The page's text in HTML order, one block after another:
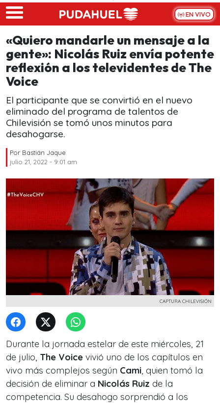
Skip to main content
EN VIVO
«Quiero mandarle un mensaje a la
gente»: Nicolás Ruiz envía potente
reflexión a los televidentes de The
Voice
El participante que se convirtió en el nuevo
eliminado del programa de talentos de
Chilevisión se tomó unos minutos para
desahogarse.
Por Bastián Jaque
julio 21, 2022 - 9:01 am
CAPTURA CHILEVISIÓN
Durante la jornada estelar de este miércoles, 21
de julio, The Voice vivió uno de los capítulos en
vivo más complejos según Cami, quien tomó la
decisión de eliminar a Nicolás Ruiz de la
competencia. Su desahogo sorprendió a los